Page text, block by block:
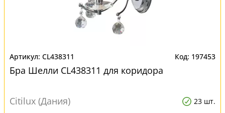
CL438311 197453
Бра Шелли CL438311 для коридора
Citilux (Дания) 23 шт.